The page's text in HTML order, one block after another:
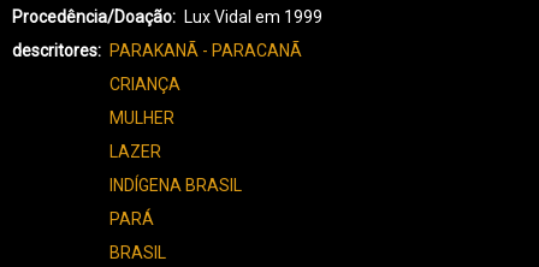
Procedência/Doação
Lux Vidal em 1999
descritores
PARAKANÃ - PARACANÃ
CRIANÇA
MULHER
LAZER
INDÍGENA BRASIL
PARÁ
BRASIL